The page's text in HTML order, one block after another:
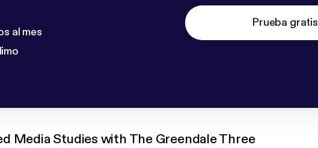
al mes
Prueba gratis
Media Studies with The Greendale Three